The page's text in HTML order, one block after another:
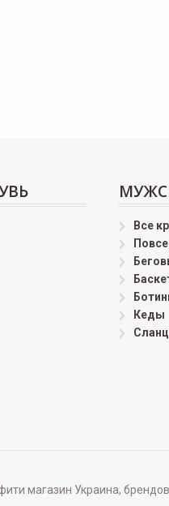
Все
Кеды
магазин Украина,